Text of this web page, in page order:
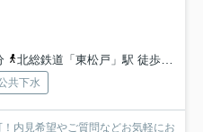
北総鉄道「東松戸」駅 徒歩15分
共下水
内見希望やご質問などお気軽にお